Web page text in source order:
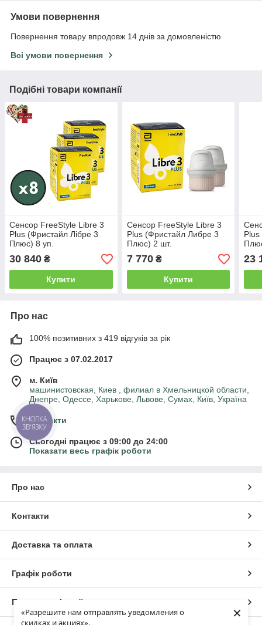
«Разрешите нам отправлять уведомления о
скидках и акциях».
×
Умови повернення
Повернення товару впродовж 14 днів за домовленістю
Всі умови повернення
Подібні товари компанії
Сенсор FreeStyle Libre 3
Plus (Фристайл Лібре 3
Плюс) 8 уп.
30 840 ₴
Купити
Сенсор FreeStyle Libre 3
Plus (Фристайл Либре 3
Плюс) 2 шт.
7 770₴
Купити
23
Про нас
100% позитивних з 419 відгуків за рік
Працює з 07.02.2017
м. Київ
машинистовская, Киев , филиал в Хмельницкой области,
Днепре, Одессе, Харькове, Львове, Сумах, Київ, Україна
Контакти
Сьогодні працює з 09:00 до 24:00
Показати весь графік роботи
Про нас
Контакти
Доставка та оплата
Графік роботи
Повна версія сайту
КНОПКА
ЗВ'ЯЗКУ